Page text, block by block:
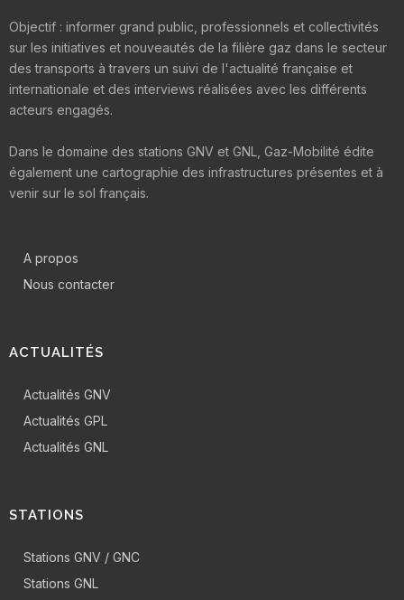
Objectif : informer grand public, professionnels et collectivités
sur les initiatives et nouveautés de la filière gaz dans le secteur
des transports à travers un suivi de l'actualité française et
internationale et des interviews réalisées avec les différents
acteurs engagés.
Dans le domaine des stations GNV et GNL, Gaz-Mobilité édite
également une cartographie des infrastructures présentes et à
venir sur le sol français.
A propos
Nous contacter
ACTUALITÉS
Actualités GNV
Actualités GPL
Actualités GNL
STATIONS
Stations GNV / GNC
Stations GNL